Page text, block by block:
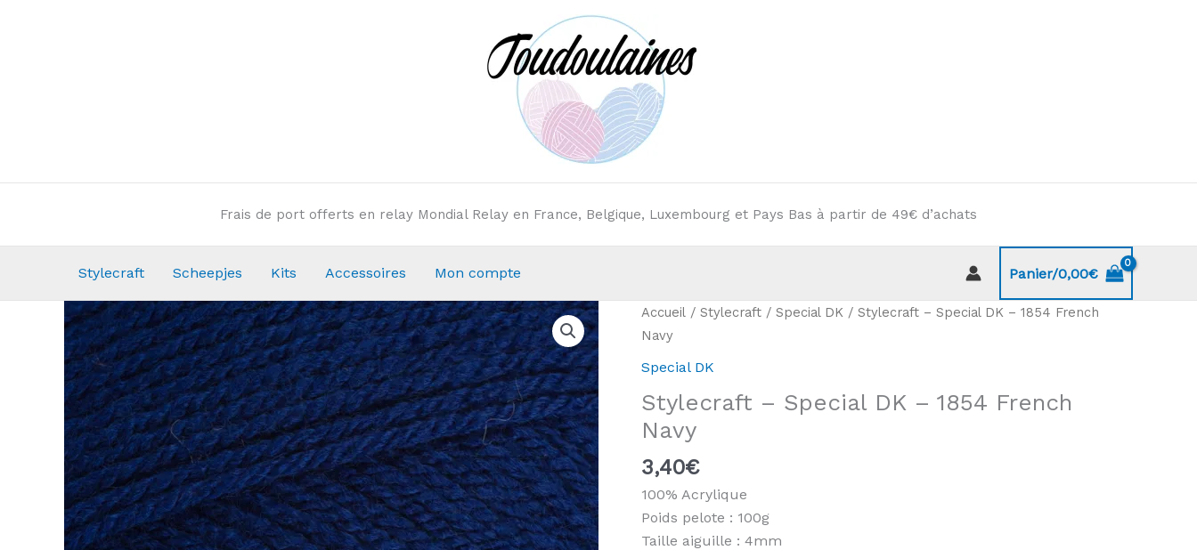
Frais de port offerts en relay Mondial Relay en France, Belgique, Luxembourg et Pays Bas à partir de 49€ d’achats
Stylecraft Scheepjes Kits Accessoires Mon compte Panier/0,00€
Accueil / Stylecraft / Special DK / Stylecraft – Special DK – 1854 French
Navy
Special DK
Stylecraft – Special DK – 1854 French
Navy
3,40€
100% Acrylique
Poids pelote : 100g
Taille aiguille : 4mm